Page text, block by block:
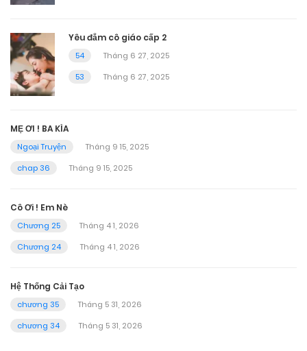
Yêu đắm cô giáo cấp 2
54
Tháng 6 27, 2025
53
Tháng 6 27, 2025
MẸ ƠI ! BA KÌA
Ngoại Truyện
Tháng 9 15, 2025
chap 36
Tháng 9 15, 2025
Cô Ơi ! Em Nè
Chương 25
Tháng 4 1, 2026
Chương 24
Tháng 4 1, 2026
Hệ Thống Cải Tạo
chương 35
Tháng 5 31, 2026
chương 34
Tháng 5 31, 2026